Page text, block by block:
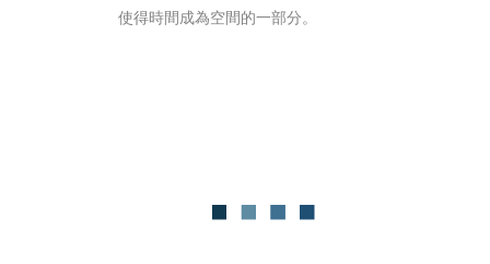
使得時間成為空間的一部分。